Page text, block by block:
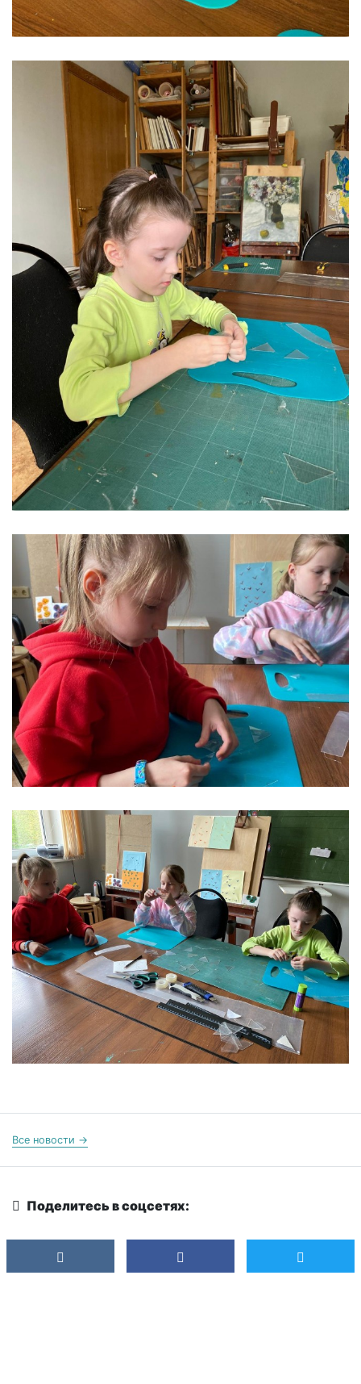
Все новости →
Поделитесь в соцсетях: